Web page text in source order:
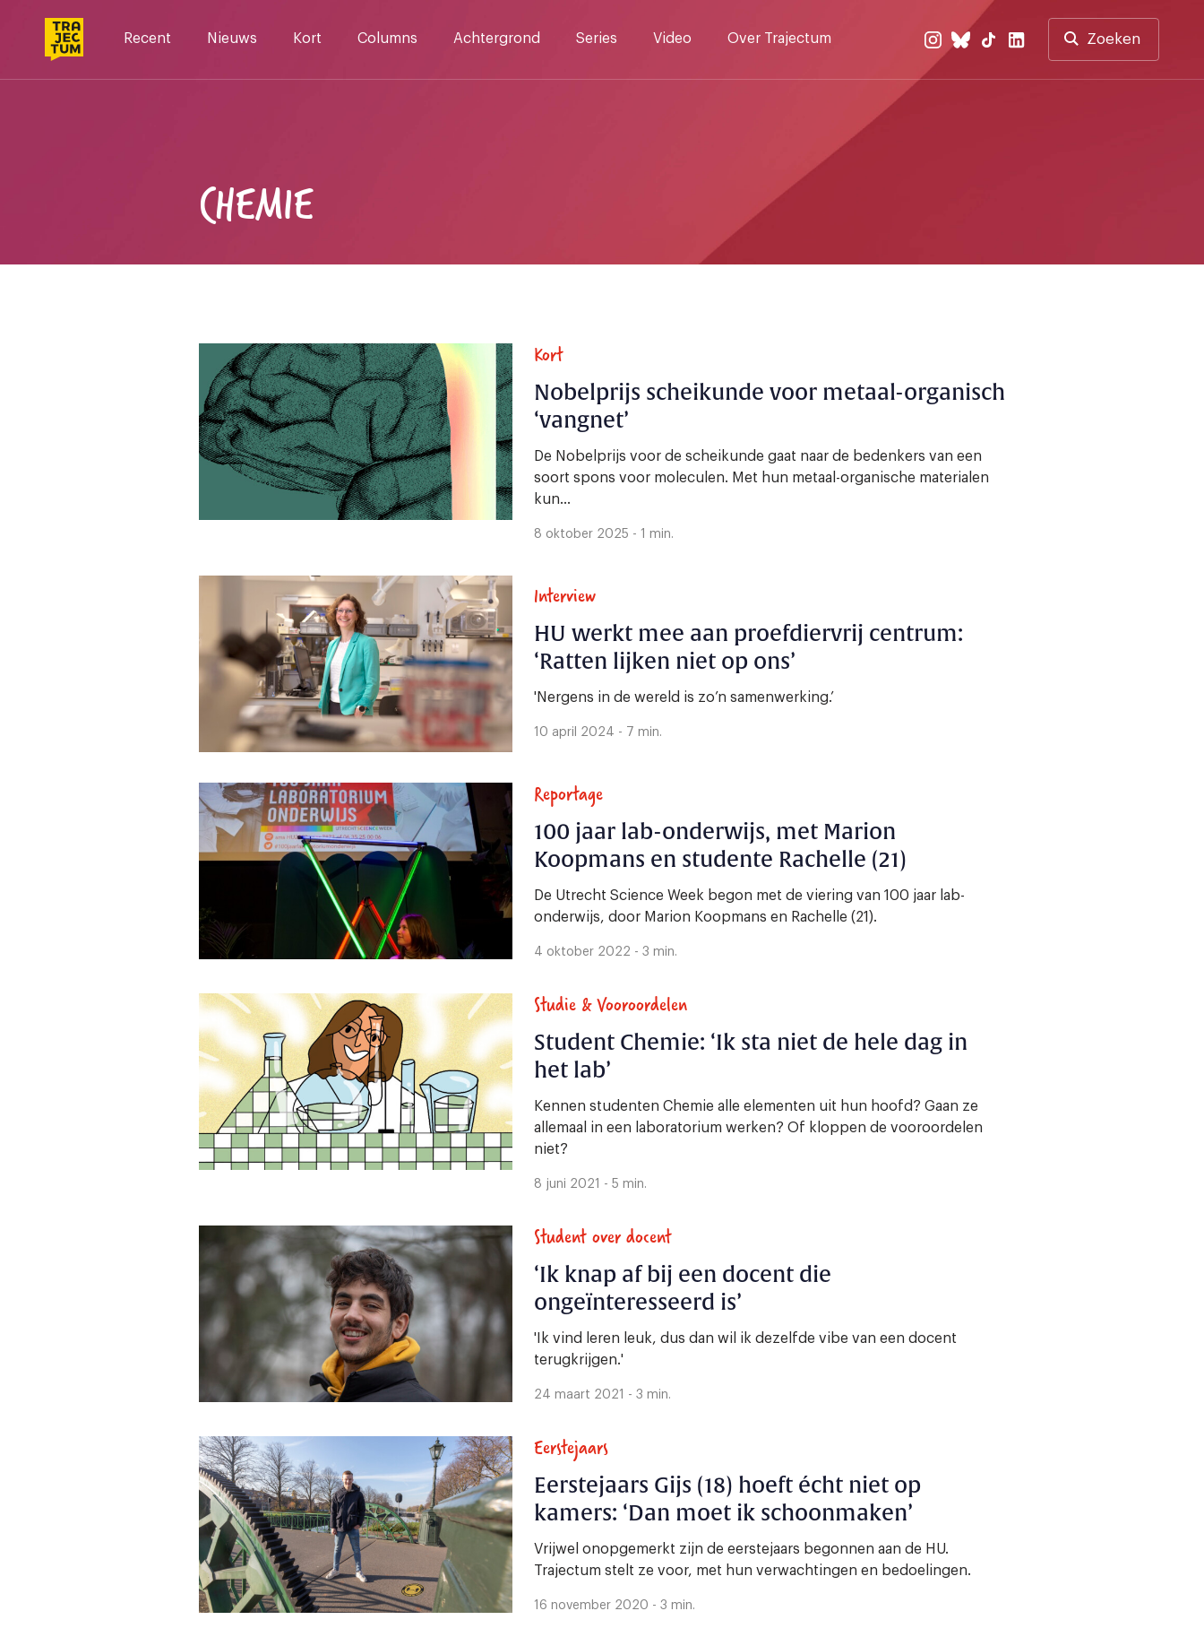
Recent Nieuws Kort Columns Achtergrond Series Video Over Trajectum Zoeken
CHEMIE
Kort
Nobelprijs scheikunde voor metaal-organisch
‘vangnet’
De Nobelprijs voor de scheikunde gaat naar de bedenkers van een
soort spons voor moleculen. Met hun metaal-organische materialen
kun...
8 oktober 2025 - 1 min.
Interview
HU werkt mee aan proefdiervrij centrum:
‘Ratten lijken niet op ons’
'Nergens in de wereld is zo’n samenwerking.’
10 april 2024 - 7 min.
Reportage
100 jaar lab-onderwijs, met Marion
Koopmans en studente Rachelle (21)
De Utrecht Science Week begon met de viering van 100 jaar lab-
onderwijs, door Marion Koopmans en Rachelle (21).
4 oktober 2022 - 3 min.
Studie & Vooroordelen
Student Chemie: ‘Ik sta niet de hele dag in
het lab’
Kennen studenten Chemie alle elementen uit hun hoofd? Gaan ze
allemaal in een laboratorium werken? Of kloppen de vooroordelen
niet?
8 juni 2021 - 5 min.
Student over docent
‘Ik knap af bij een docent die
ongeïnteresseerd is’
'Ik vind leren leuk, dus dan wil ik dezelfde vibe van een docent
terugkrijgen.'
24 maart 2021 - 3 min.
Eerstejaars
Eerstejaars Gijs (18) hoeft écht niet op
kamers: ‘Dan moet ik schoonmaken’
Vrijwel onopgemerkt zijn de eerstejaars begonnen aan de HU.
Trajectum stelt ze voor, met hun verwachtingen en bedoelingen.
16 november 2020 - 3 min.